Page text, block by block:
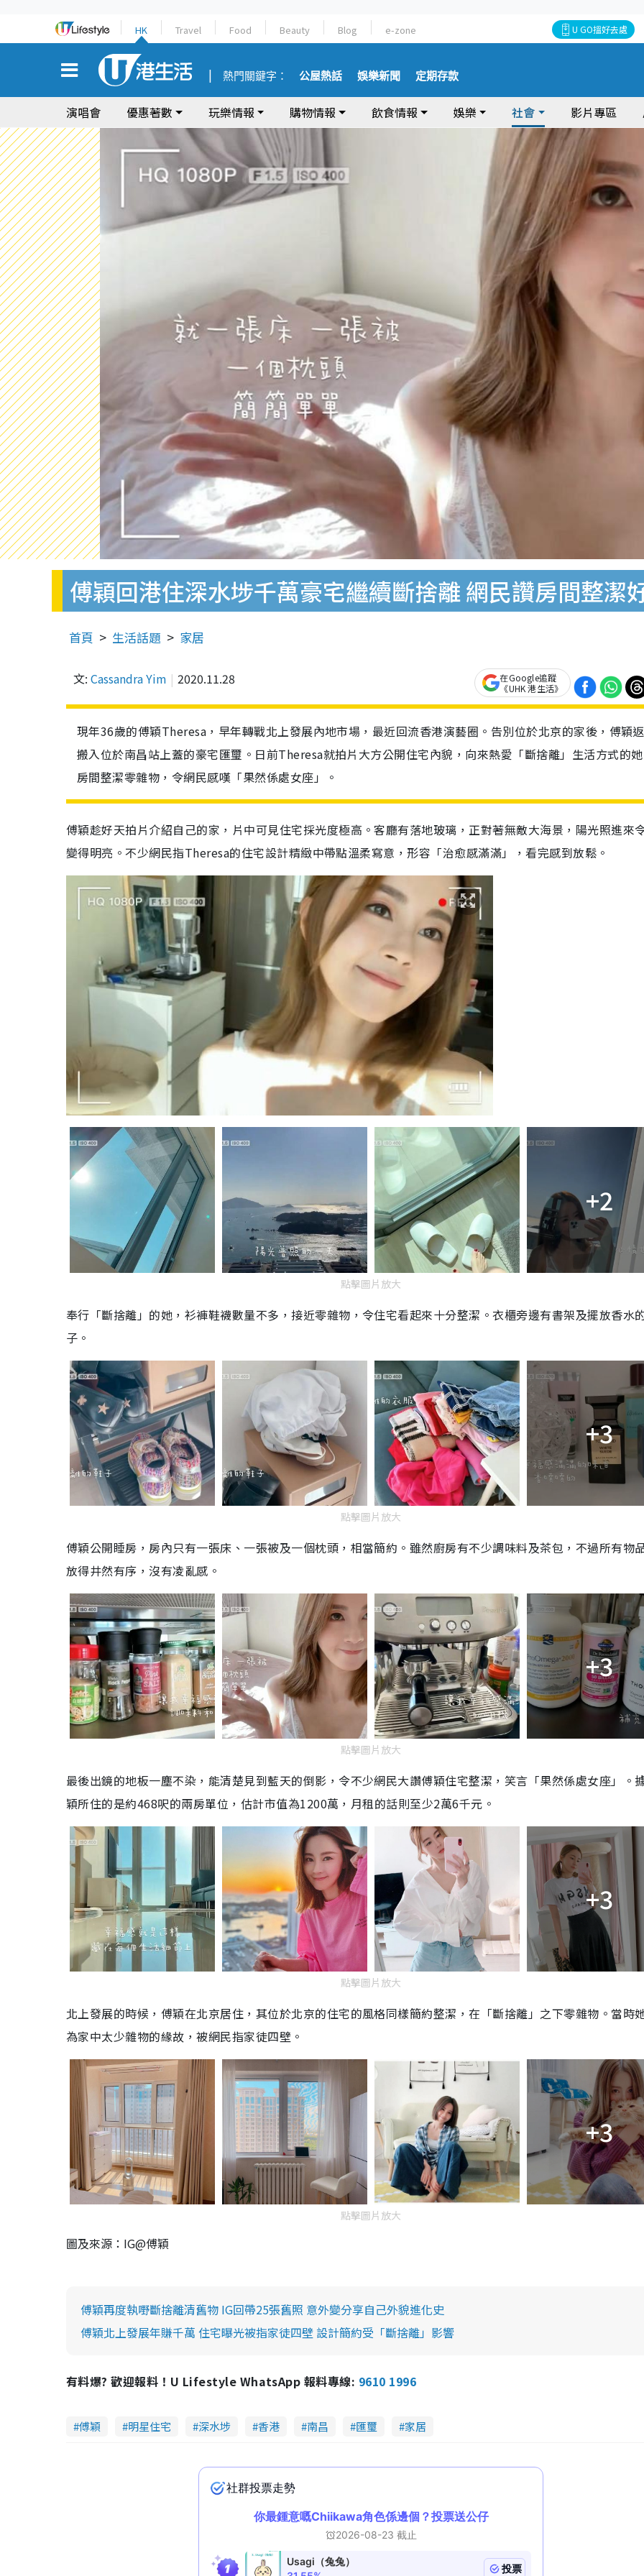
HK Travel Food Beauty Blog e-zone U GO搵好去處
熱門關鍵字： 公屋熱話 娛樂新聞 定期存款
演唱會 優惠著數 玩樂情報 購物情報 飲食情報 娛樂 社會 影片專區
傅穎回港住深水埗千萬豪宅繼續斷捨離 網民讚房間整潔
首頁 生活話題 家居
文: Cassandra Yim 2020.11.28
在Google追蹤
《UHK 港生活》
現年36歲的傅穎Theresa，早年轉戰北上發展內地市場，最近回流香港演藝圈。告別位於北京的家後，傅穎
搬入位於南昌站上蓋的豪宅匯璽。日前Theresa就拍片大方公開住宅內貌，向來熱愛「斷捨離」生活方式的
房間整潔零雜物，令網民感嘆「果然係處女座」。
傅穎趁好天拍片介紹自己的家，片中可見住宅採光度極高。客廳有落地玻璃，正對著無敵大海景，陽光照進來
變得明亮。不少網民指Theresa的住宅設計精緻中帶點溫柔寫意，形容「治愈感滿滿」，看完感到放鬆。
+2
點擊圖片放大
奉行「斷捨離」的她，衫褲鞋襪數量不多，接近零雜物，令住宅看起來十分整潔。衣櫃旁邊有書架及擺放香水
子。
+3
點擊圖片放大
傅穎公開睡房，房內只有一張床、一張被及一個枕頭，相當簡約。雖然廚房有不少調味料及茶包，不過所有物
放得井然有序，沒有凌亂感。
+3
點擊圖片放大
最後出鏡的地板一塵不染，能清楚見到藍天的倒影，令不少網民大讚傅穎住宅整潔，笑言「果然係處女座」
。
穎所住的是約468呎的兩房單位，估計市值為1200萬，月租的話則至少2萬6千元。
+3
點擊圖片放大
北上發展的時候，傅穎在北京居住，其位於北京的住宅的風格同樣簡約整潔，在「斷捨離」之下零雜物 。當時
為家中太少雜物的緣故，被網民指家徒四壁。
+3
點擊圖片放大
圖及來源：IG@傅穎
傅穎再度執嘢斷捨離清舊物 IG回帶25張舊照 意外變分享自己外貌進化史
傅穎北上發展年賺千萬 住宅曝光被指家徒四壁 設計簡約受「斷捨離」影響
有料爆? 歡迎報料！U Lifestyle WhatsApp 報料專線: 9610 1996
傅穎 明星住宅 深水埗 香港 南昌 匯璽 家居